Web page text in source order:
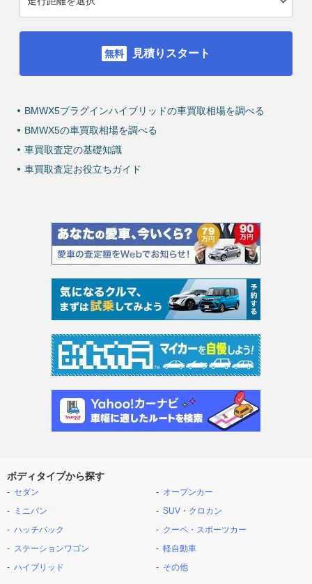
見積りスタート
BMWX5プラグインハイブリッドの車買取相場を調べる
BMWX5の車買取相場を調べる
車買取査定の基礎知識
車買取査定お役立ちガイド
ボディタイプから探す
セダン
ミニバン
ハッチバック
ステーションワゴン
ハイブリッド
オープンカー
SUV・クロカン
クーペ・スポーツカー
軽自動車
その他